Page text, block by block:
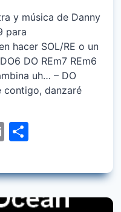
y música de Danny
para
hacer SOL/RE o un
DO REm7 REm6
uh… – DO
danzaré
Email